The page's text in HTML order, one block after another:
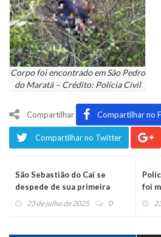
Corpo foi encontrado em São Pedro
do Maratá – Crédito: Polícia Civil
Compartilhar Compartilhar no
Compartilhar no Twitter
São Sebastião do Caí se
despede de sua primeira
vereadora
23 de julho de 2025 0
foi